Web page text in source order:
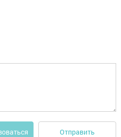
Отправить